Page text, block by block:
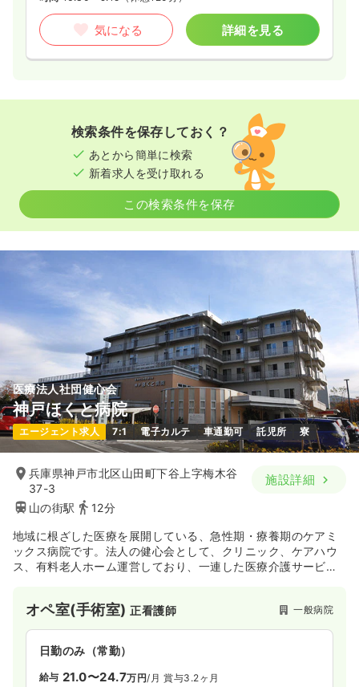
気になる 詳細を見る
検索条件を保存しておく？
あとから簡単に検索
新着求人を受け取れる
この検索条件を保存
医療法人社団健心会
神戸ほくと病院
エージェント求人 7:1 電子カルテ 車通勤可 託児所 寮
兵庫県神戸市北区山田町下谷上字梅木谷
37-3
山の街駅
12分
施設詳細
地域に根ざした医療を展開している、急性期・療養期のケアミ
ックス病院です。法人の健心会として、クリニック、ケアハウ
ス、有料老人ホーム運営しており、一連した医療介護サービス
オペ室(手術室)正看護師 一般病院
日勤のみ（常勤）
給与 21.0〜24.7万円/月 賞与3.2ヶ月